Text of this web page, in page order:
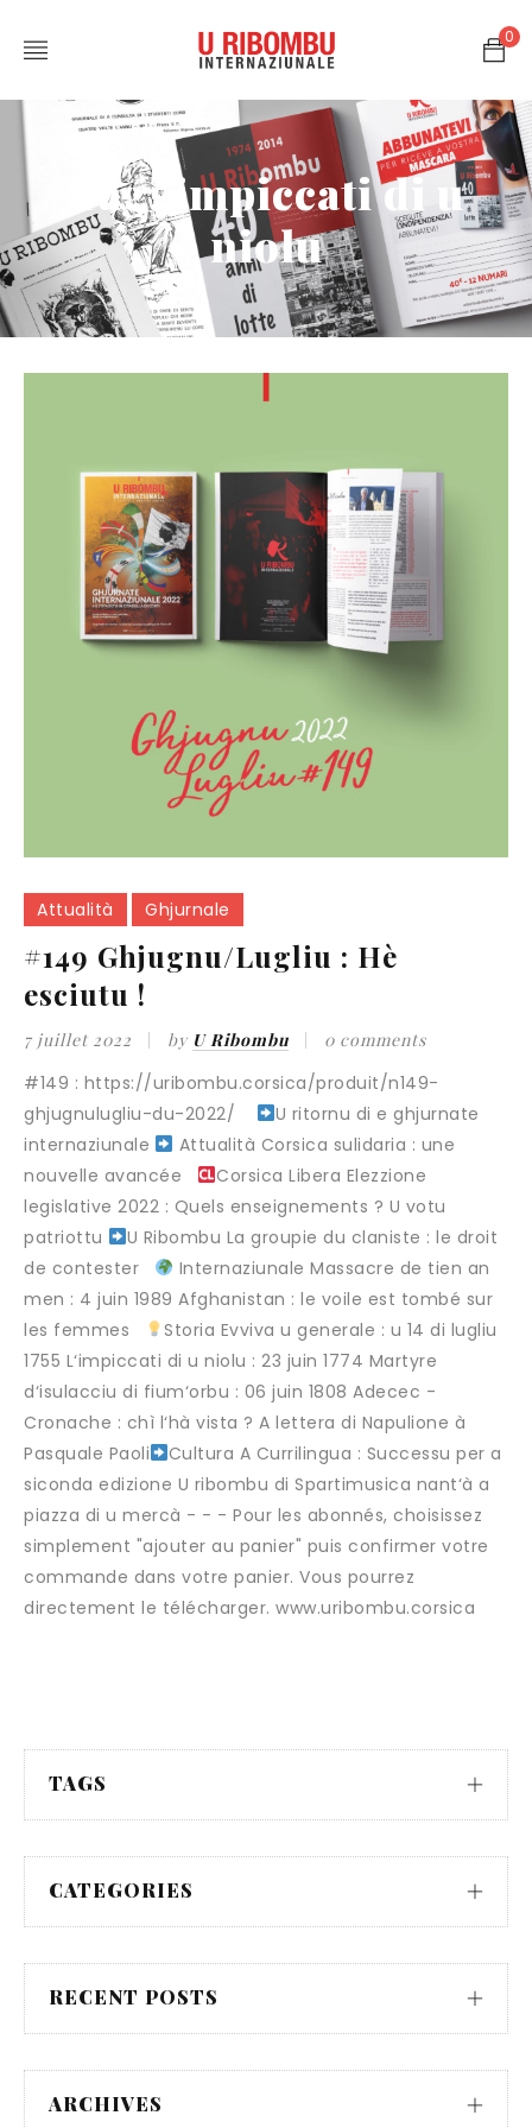
0
Tag: impiccati di u
niolu
Attualità Ghjurnale
#149 Ghjugnu/Lugliu : Hè
esciutu !
7 juillet 2022 by U Ribombu 0 comments
#149 : https://uribombu.corsica/produit/n149-
ghjugnulugliu-du-2022/ ‎
U ritornu di e ghjurnate
internaziunale
Attualità Corsica sulidaria : une
nouvelle avancée
Corsica Libera Elezzione
legislative 2022 : Quels enseignements ? U votu
patriottu
U Ribombu La groupie du claniste : le droit
de contester
Internaziunale Massacre de tien an
men : 4 juin 1989 Afghanistan : le voile est tombé sur
les femmes
Storia Evviva u generale : u 14 di lugliu
1755 L‘impiccati di u niolu : 23 juin 1774 Martyre
d‘isulacciu di fium‘orbu : 06 juin 1808 Adecec -
Cronache : chì l‘hà vista ? A lettera di Napulione à
Pasquale Paoli
Cultura A Currilingua : Successu per a
siconda edizione U ribombu di Spartimusica nant‘à a
piazza di u mercà - - - Pour les abonnés, choisissez
simplement "ajouter au panier" puis confirmer votre
commande dans votre panier. Vous pourrez
directement le télécharger. www.uribombu.corsica
TAGS
CATEGORIES
RECENT POSTS
ARCHIVES